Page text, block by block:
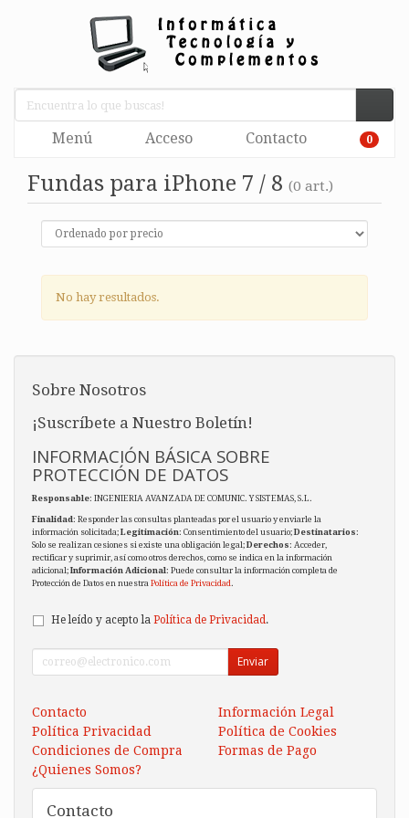
Menú Acceso Contacto 0
Fundas para iPhone 7 / 8 (0 art.)
No hay resultados.
Sobre Nosotros
¡Suscríbete a Nuestro Boletín!
INFORMACIÓN BÁSICA SOBRE
PROTECCIÓN DE DATOS
Responsable: INGENIERIA AVANZADA DE COMUNIC. Y SISTEMAS, S.L.
Finalidad: Responder las consultas planteadas por el usuario y enviarle la
información solicitada;Legitimación: Consentimiento del usuario;Destinatarios:
Solo se realizan cesiones si existe una obligación legal;Derechos: Acceder,
rectificar y suprimir, así como otros derechos, como se indica en la información
adicional;Información Adicional: Puede consultar la información completa de
Protección de Datos en nuestra Política de Privacidad.
He leído y acepto la Política de Privacidad.
Enviar
Contacto
Información Legal
Política Privacidad
Política de Cookies
Condiciones de Compra
Formas de Pago
¿Quienes Somos?
Contacto